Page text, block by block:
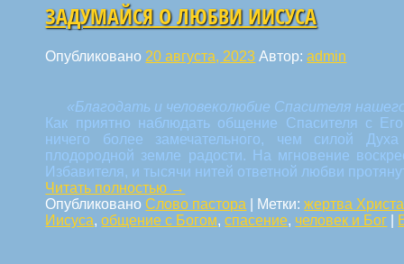
ЗАДУМАЙСЯ О ЛЮБВИ ИИСУСА
Опубликовано 20 августа, 2023 Автор:admin
«Благодать и человеколюбие Спасителя
Как приятно наблюдать общение Спасителя с
ничего более замечательного, чем силой
плодородной земле радости. На мгновение
Избавителя, и тысячи нитей ответной любви
Читать полностью →
ОпубликованоСлово пастора Метки:жертва Христа
Иисуса,общение с Богом,спасение, человек и Бог